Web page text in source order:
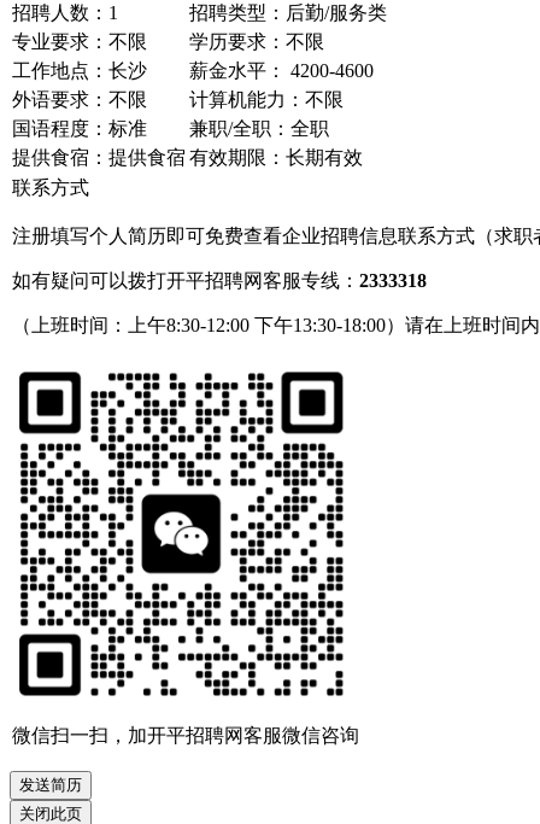
招聘人数：1
招聘类型：后勤/服务类
专业要求：不限
学历要求：不限
工作地点：长沙
薪金水平： 4200-4600
外语要求：不限
计算机能力：不限
国语程度：标准
兼职/全职：全职
提供食宿：提供食宿 有效期限：长期有效
联系方式
注册填写个人简历即可免费查看企业招聘信息联系方式（求
如有疑问可以拨打开平招聘网客服专线： 2333318
（上班时间：上午8:30-12:00 下午13:30-18:00）请在上班时间
微信扫一扫，加开平招聘网客服微信咨询